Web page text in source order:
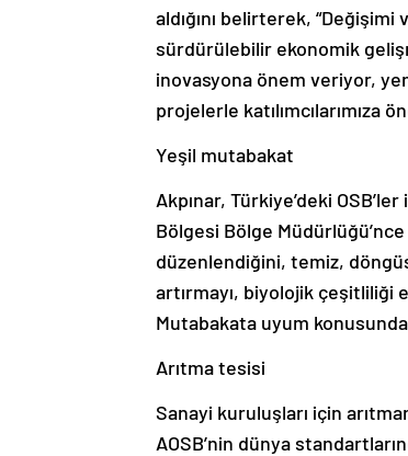
aldığını belirterek,
sürdürülebilir ekonomik
inovasyona önem veriyor,
projelerle katılımcılarımıza
Yeşil mutabakat
Akpınar, Türkiye’deki
Bölgesi Bölge Müdürlüğü’nce
düzenlendiğini, temiz,
artırmayı, biyolojik çeşitliliği
Mutabakata uyum
Arıtma tesisi
Sanayi kuruluşları için
AOSB’nin dünya